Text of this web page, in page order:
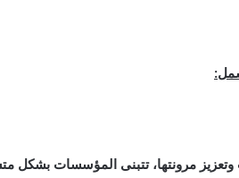
:
وتعزيز مرونتها، تتبنى المؤسسات بشكل